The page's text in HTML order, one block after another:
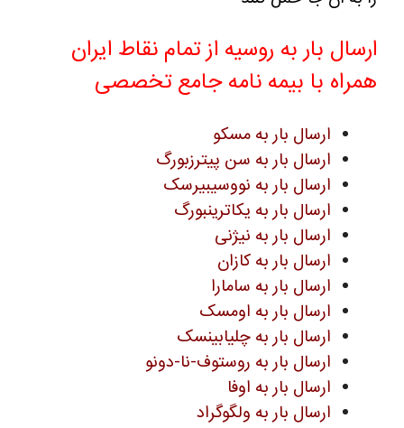
ارسال بار به روسیه از تمام نقاط ایران
همراه با بیمه نامه جامع تخصصی
ارسال بار به مسکو
ارسال بار به سن پیترزبورگ
ارسال بار به نووسیبیرسک
ارسال بار به یکاترینبورگ
ارسال بار به نیژنی
ارسال بار به کازان
ارسال بار به سامارا
ارسال بار به اومسک
ارسال بار به چلیابینسک
ارسال بار به روستوف-نا-دونو
ارسال بار به اوفا
ارسال بار به ولگوگراد